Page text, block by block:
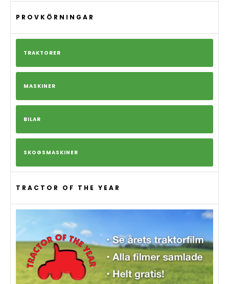
PROVKÖRNINGAR
TRAKTORER
MASKINER
BILAR
SKOGSMASKINER
TRACTOR OF THE YEAR